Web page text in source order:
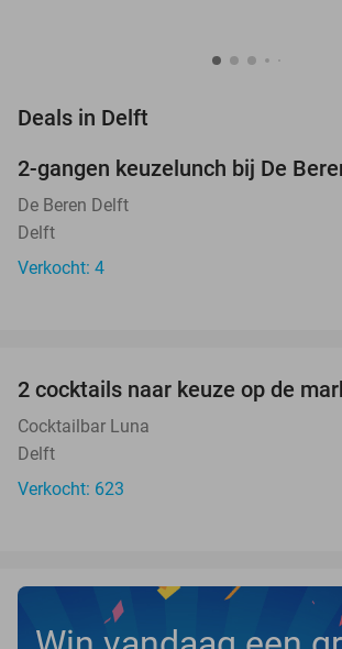
Deals in Delft
NEW
TODAY
2-gangen keuzelunch bij De
De Beren Delft
Delft
Verkocht: 4
2 cocktails naar keuze op de
Cocktailbar Luna
Delft
Verkocht: 623